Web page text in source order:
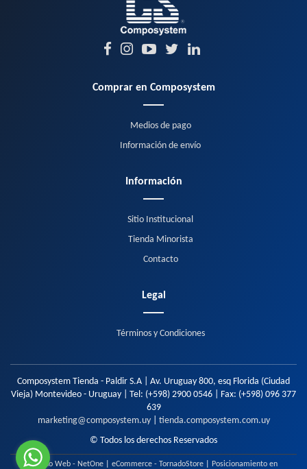
Comprar en Composystem
Medios de pago
Información de envío
Información
Sitio Institucional
Tienda Minorista
Contacto
Legal
Términos y Condiciones
Composystem Tienda - Paldir S.A | Av. Uruguay 800, esq Florida (Ciudad
Vieja) Montevideo - Uruguay | Tel: (+598) 2900 0546 | Fax: (+598) 096 377
639
marketing@composystem.uy| tienda.composystem.com.uy
© Todos los derechos Reservados
Diseño Web - NetOne| eCommerce - TornadoStore| Posicionamiento en